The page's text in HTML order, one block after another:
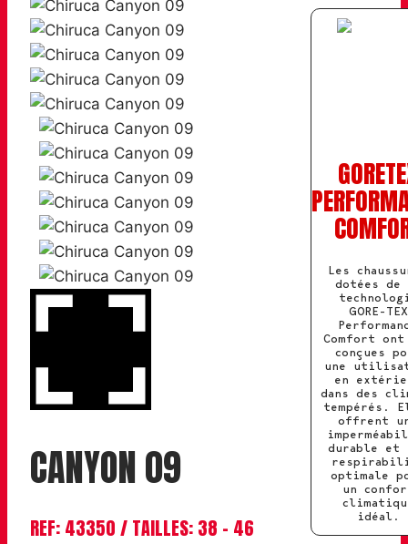
CANYON 09
REF: 43350 / TAILLES: 38 – 46
Les
dotées de
GORE-TEX
Comfort
conçues
une
en
dans des
tempérés.
offrent
durable et
optimale
un
idéal.